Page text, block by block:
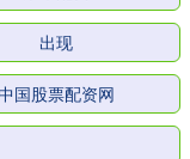
出现
国股票配资网